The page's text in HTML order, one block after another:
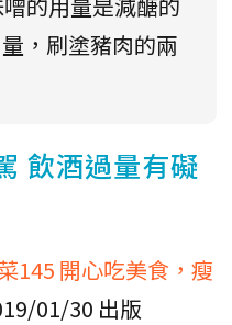
，刷塗豬肉的兩
飲酒過量有礙
145 開心吃美食，瘦
01/30 出版